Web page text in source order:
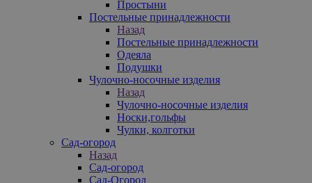
Простыни
Постельные принадлежности
Назад
Постельные принадлежности
Одеяла
Подушки
Чулочно-носочные изделия
Назад
Чулочно-носочные изделия
Носки,гольфы
Чулки, колготки
Сад-огород
Назад
Сад-огород
Сад-Огород